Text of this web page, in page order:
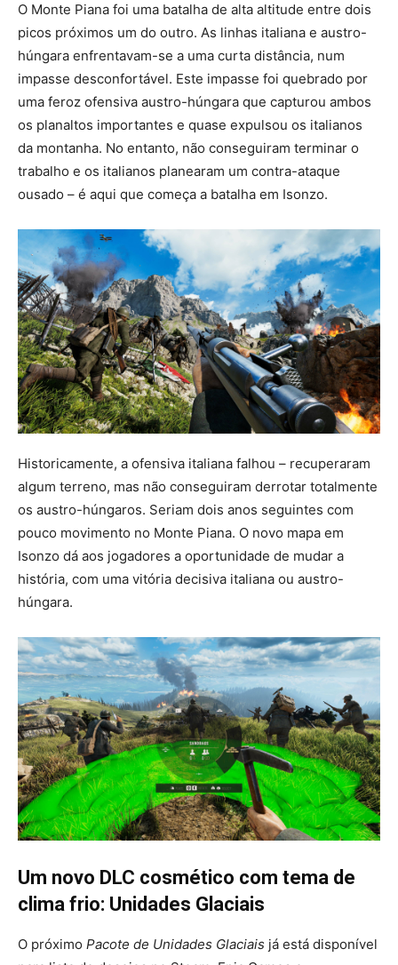
O Monte Piana foi uma batalha de alta altitude entre dois
picos próximos um do outro. As linhas italiana e austro-
húngara enfrentavam-se a uma curta distância, num
impasse desconfortável. Este impasse foi quebrado por
uma feroz ofensiva austro-húngara que capturou ambos
os planaltos importantes e quase expulsou os italianos
da montanha. No entanto, não conseguiram terminar o
trabalho e os italianos planearam um contra-ataque
ousado – é aqui que começa a batalha em Isonzo.
Historicamente, a ofensiva italiana falhou – recuperaram
algum terreno, mas não conseguiram derrotar totalmente
os austro-húngaros. Seriam dois anos seguintes com
pouco movimento no Monte Piana. O novo mapa em
Isonzo dá aos jogadores a oportunidade de mudar a
história, com uma vitória decisiva italiana ou austro-
húngara.
Um novo DLC cosmético com tema de
clima frio: Unidades Glaciais
O próximo Pacote de Unidades Glaciais já está disponível